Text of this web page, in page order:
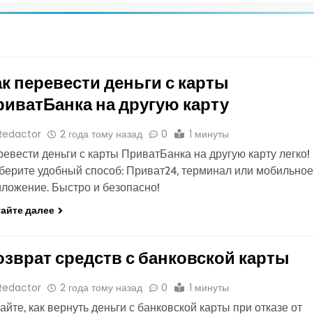
перевести деньги с карты
на другую карту
2 года тому назад 0 1 минуты
деньги с карты ПриватБанка на другую карту легко!
удобный способ: Приват24, терминал или мобильное
Быстро и безопасно!
далее
средств с банковской карты
2 года тому назад 0 1 минуты
как вернуть деньги с банковской карты при отказе от